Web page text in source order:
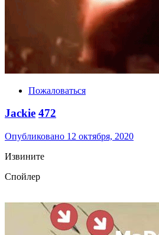
Пожаловаться
Jackie 472
Опубликовано 12 октября, 2020
Извините
Спойлер